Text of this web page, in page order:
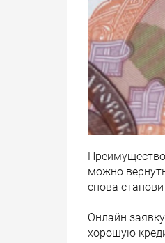
можно
снова
Онлайн
хорошую